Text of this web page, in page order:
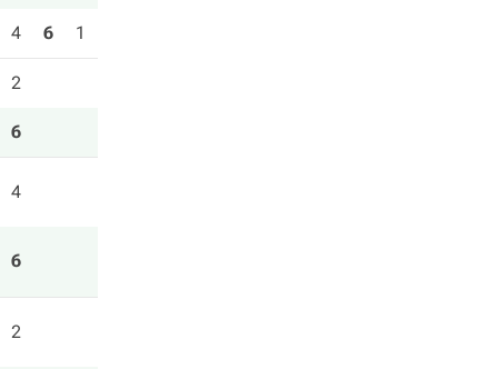
4 6 1
2
6
4
6
2